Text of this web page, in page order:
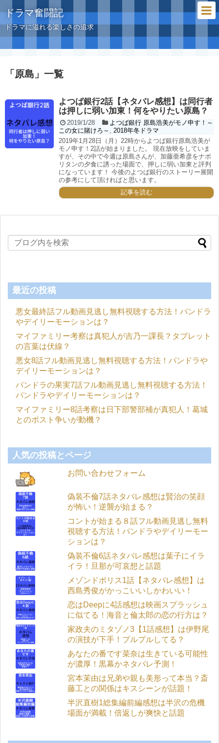
ドラマ奮闘記
ドラマに溢れる楽しさの追求
「 原島 」 一覧
よつば銀行2話【ネタバレ感想】は同行者
は押しに弱い加東！何をやりたい原島？
2019/1/28
よつば銀行 原島浩美がモノ申す！～
この女に賭けろ～
2018年冬ドラマ
2019年1月28日（月）22時からよつば銀行原島浩美が
モノ申す！2話が始まりました。 現在放映をしていま
すが、その中で今週は原島さんが、加藤亜希彦をナポ
リタンの夕食に誘った場面で、押しに弱い加東と評判
になっています！ 今後のよつば銀行のストーリー展開
の参考にして頂ければと思います。
記事を読む
最近の投稿
悪女最終話フル動画見逃し無料視聴する方法！パンドラ
やデイリーモーションは？
マイファミリー考察は真犯人が吉乃一課長？タブレット
の言葉は伏線？
悪女8話フル動画見逃し無料視聴する方法！パンドラや
デイリーモーションは？
パンドラの果実7話フル動画見逃し無料視聴する方法！
パンドラやデイリーモーションは？
マイファミリー8話考察は日下部警部補が真犯人！葛城
とのポスト争いが動機？
人気の投稿とページ
お問い合わせフォーム
偽装不倫7話ネタバレ感想は賢治の笑顔
が怖い！逆襲が始まる？
コントが始まる８話フル動画見逃し無料
視聴する方法！パンドラやデイリーモー
ションは？
偽装不倫6話ネタバレ感想は葉子にイラ
イラ！旦那が可哀想と話題
メゾンドポリス1話【ネタバレ感想】は
西島秀俊がかっこいいしかわいい！
恋はDeepに4話感想は映画スプラッシュ
に似てる！海音と倫太郎の恋の行方は？
家政夫のミタゾノ3【1話感想】は伊野尾
の演技が下手！プルプルしてる？
あなたの番です菜奈は生きている可能性
が濃厚！黒幕かネタバレ予測！
宮本茉由は兄弟や親も美形って本当？斎
藤工との関係はキスシーンが話題！
半沢直樹1総集編前編感想は半沢の危機
場面が満載！倍返しが爽快と話題